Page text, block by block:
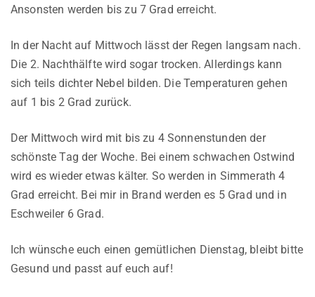
Ansonsten werden bis zu 7 Grad erreicht.
In der Nacht auf Mittwoch lässt der Regen langsam nach.
Die 2. Nachthälfte wird sogar trocken. Allerdings kann
sich teils dichter Nebel bilden. Die Temperaturen gehen
auf 1 bis 2 Grad zurück.
Der Mittwoch wird mit bis zu 4 Sonnenstunden der
schönste Tag der Woche. Bei einem schwachen Ostwind
wird es wieder etwas kälter. So werden in Simmerath 4
Grad erreicht. Bei mir in Brand werden es 5 Grad und in
Eschweiler 6 Grad.
Ich wünsche euch einen gemütlichen Dienstag, bleibt bitte
Gesund und passt auf euch auf!